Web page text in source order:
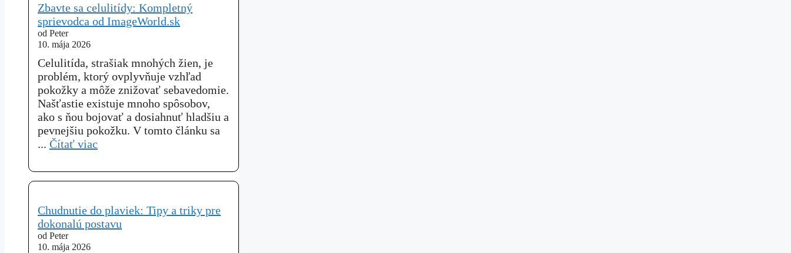
Zbavte sa celulitídy: Kompletný
sprievodca od ImageWorld.sk
od Peter
10. mája 2026
Celulitída, strašiak mnohých žien, je
problém, ktorý ovplyvňuje vzhľad
pokožky a môže znižovať sebavedomie.
Našťastie existuje mnoho spôsobov,
ako s ňou bojovať a dosiahnuť hladšiu a
pevnejšiu pokožku. V tomto článku sa
... Čítať viac
Chudnutie do plaviek: Tipy a triky pre
dokonalú postavu
od Peter
10. mája 2026